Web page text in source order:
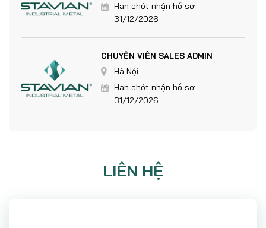
Hạn chót nhận hồ sơ :
31/12/2026
CHUYÊN VIÊN SALES ADMIN
Hà Nội
Hạn chót nhận hồ sơ :
31/12/2026
LIÊN HỆ